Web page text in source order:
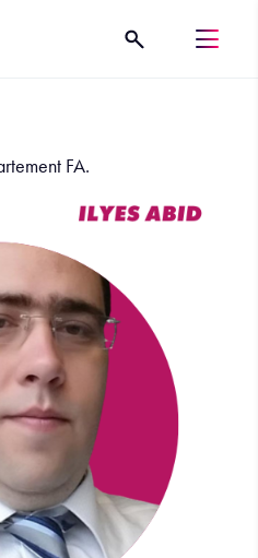
FA.